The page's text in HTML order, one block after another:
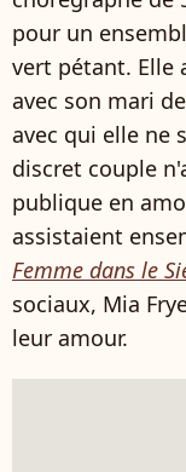
pour un
vert pétant. Elle
avec son mari
avec qui elle ne
discret couple
publique en
assistaient
Femme dans le
sociaux, Mia
leur amour.